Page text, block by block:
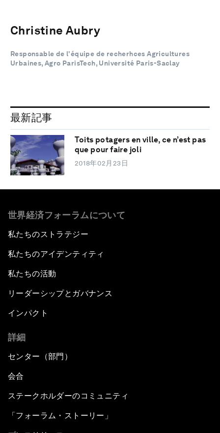
Christine Aubry
Responsable de l'équipe de recherhces Agricultures
Urbaines, Agro ParisTech, Université Paris-Saclay
最新記事
Toits potagers en ville, ce n’est pas
que pour faire joli
2018年02月23日
世界経済フォーラムについて
私たちのストラテジー
私たちのアイデンティティ
私たちの活動
リーダーシップとガバナンス
インパクト
詳細
センター（部門）
会合
ステークホルダーのコミュニティ
「フォーラム・ストーリー」